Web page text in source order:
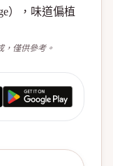
），味道偏植
，僅供參考。